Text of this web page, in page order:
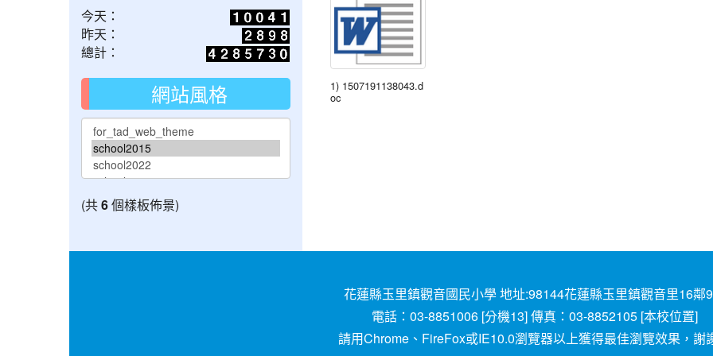
1) 1507191138043.d
oc
今天：
昨天：
總計：
網站風格
(共6個樣板佈景)
花蓮縣玉里鎮觀音國民小學 地址:98144花蓮縣玉里鎮觀音里16鄰
電話：03-8851006 [分機13] 傳真：03-8852105 [本校位置]
請用Chrome 、 FireFox或IE10.0瀏覽器以上獲得最佳瀏覽效果，謝